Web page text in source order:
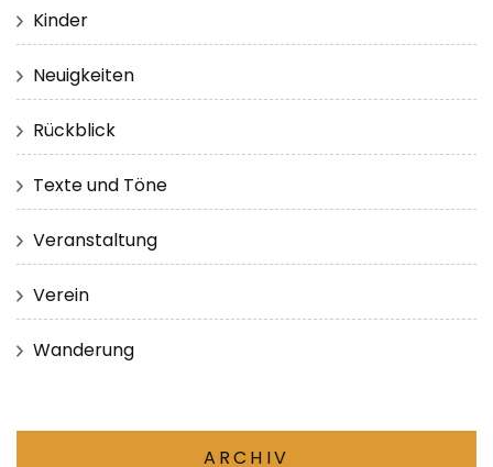
Kinder
Neuigkeiten
Rückblick
Texte und Töne
Veranstaltung
Verein
Wanderung
ARCHIV